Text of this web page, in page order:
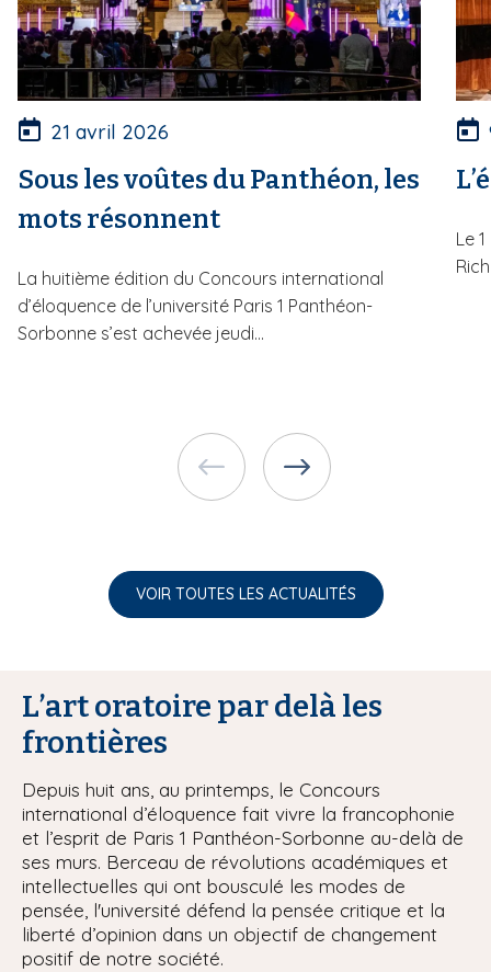
21 avril 2026
Sous les voûtes du Panthéon, les
mots résonnent
La huitième édition du Concours international
d’éloquence de l’université Paris 1 Panthéon-
Sorbonne s’est achevée jeudi...
Le
VOIR TOUTES LES ACTUALITÉS
L’art oratoire par delà les
frontières
Depuis huit ans, au printemps, le Concours
international d’éloquence fait vivre la francophonie
et l’esprit de Paris 1 Panthéon-Sorbonne au-delà de
ses murs. Berceau de révolutions académiques et
intellectuelles qui ont bousculé les modes de
pensée, l'université défend la pensée critique et la
liberté d’opinion dans un objectif de changement
positif de notre société.